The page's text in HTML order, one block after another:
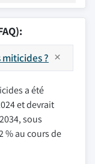
?
a été
et devrait
sous
% au cours de